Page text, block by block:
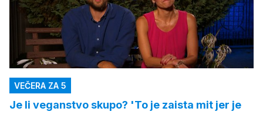
VEČERA ZA 5
Je li veganstvo skupo? 'To je zaista mit jer je